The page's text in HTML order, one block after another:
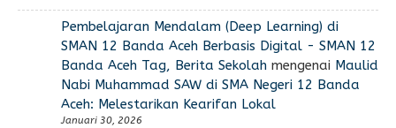
Pembelajaran Mendalam (Deep Learning) di
SMAN 12 Banda Aceh Berbasis Digital - SMAN 12
Banda Aceh Tag, Berita Sekolahmengenai Maulid
Nabi Muhammad SAW di SMA Negeri 12 Banda
Aceh: Melestarikan Kearifan Lokal
Januari 30, 2026